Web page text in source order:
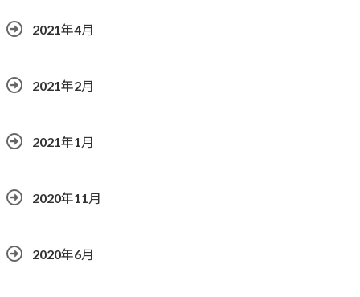
2021年4月
2021年2月
2021年1月
2020年11月
2020年6月